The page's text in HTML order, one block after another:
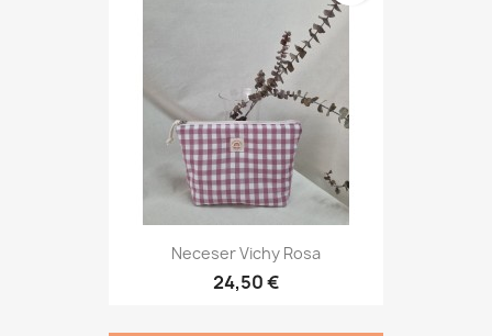
Neceser Vichy Rosa
24,50 €